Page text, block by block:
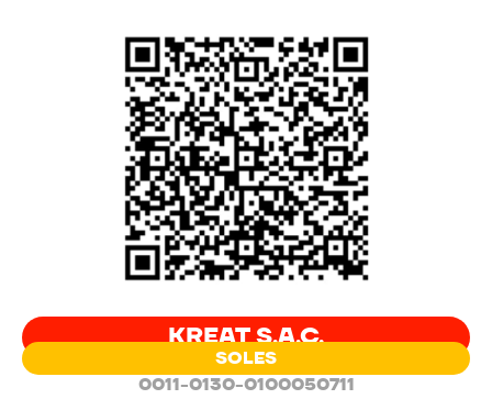
KREAT S.A.C.
SOLES
0011-0130-0100050711